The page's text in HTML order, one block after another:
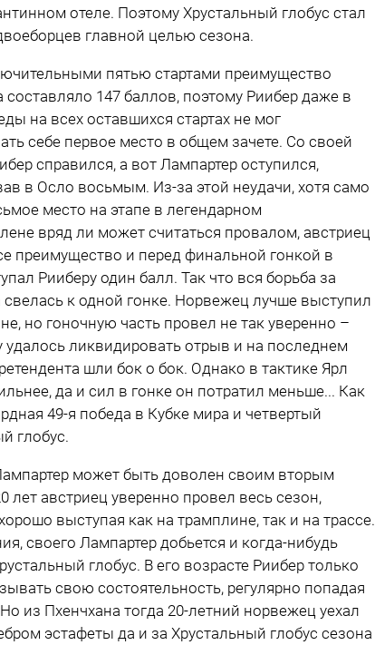
отеле. Поэтому Хрустальный глобус стал
главной целью сезона.
пятью стартами преимущество
составляло 147 баллов, поэтому Риибер даже в
на всех оставшихся стартах не мог
себе первое место в общем зачете. Со своей
справился, а вот Лампартер оступился,
в Осло восьмым. Из-за этой неудачи, хотя само
место на этапе в легендарном
вряд ли может считаться провалом, австриец
преимущество и перед финальной гонкой в
Рииберу один балл. Так что вся борьба за
свелась к одной гонке. Норвежец лучше выступил
но гоночную часть провел не так уверенно –
удалось ликвидировать отрыв и на последнем
шли бок о бок. Однако в тактике Ярл
да и сил в гонке он потратил меньше... Как
49-я победа в Кубке мира и четвертый
глобус.
может быть доволен своим вторым
лет австриец уверенно провел весь сезон,
выступая как на трамплине, так и на трассе.
своего Лампартер добьется и когда-нибудь
глобус. В его возрасте Риибер только
свою состоятельность, регулярно попадая
из Пхенчхана тогда 20-летний норвежец уехал
эстафеты да и за Хрустальный глобус сезона